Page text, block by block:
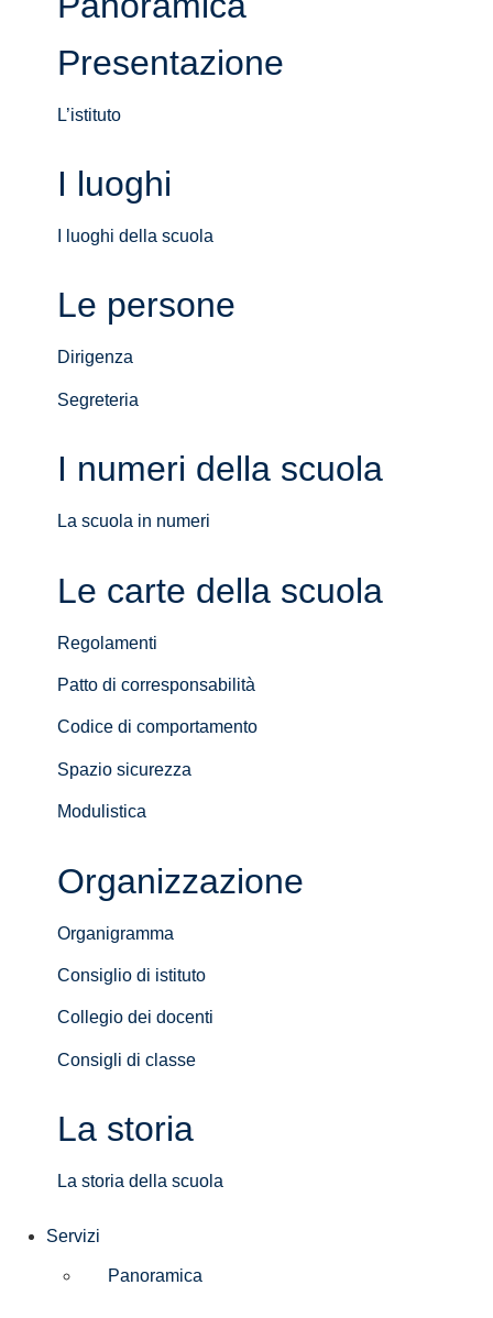
Presentazione
L’istituto
I luoghi
I luoghi della scuola
Le persone
Dirigenza
Segreteria
I numeri della scuola
La scuola in numeri
Le carte della scuola
Regolamenti
Patto di corresponsabilità
Codice di comportamento
Spazio sicurezza
Modulistica
Organizzazione
Organigramma
Consiglio di istituto
Collegio dei docenti
Consigli di classe
La storia
La storia della scuola
Servizi
Panoramica